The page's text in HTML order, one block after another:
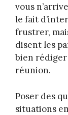
vous
le fait
frustrer,
disent les
bien rédiger
réunion.
Poser des
situations